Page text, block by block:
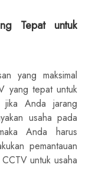
Tepat untuk
yang maksimal
yang tepat untuk
jika Anda jarang
usaha pada
Anda harus
pemantauan
untuk usaha